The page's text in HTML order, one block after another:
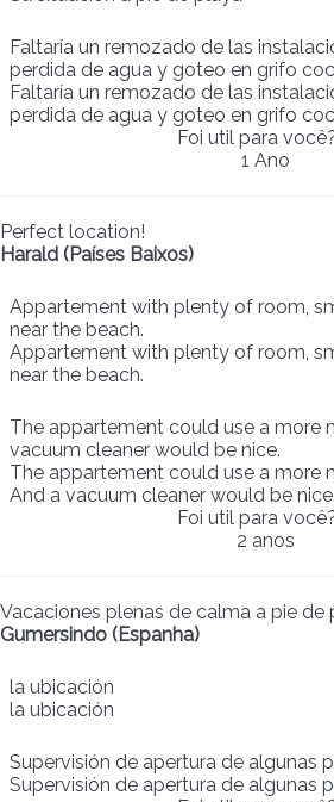
Faltaría un remozado de las
perdida de agua y goteo en grifo
Faltaría un remozado de las
perdida de agua y goteo en grifo
Foi util para
1 Ano
Perfect location!
Harald (Países Baixos)
Appartement with plenty of room,
near the beach.
Appartement with plenty of room,
near the beach.
The appartement could use a more
vacuum cleaner would be nice.
The appartement could use a more
And a vacuum cleaner would be nice.
Foi util para
2 anos
Vacaciones plenas de calma a pie de
Gumersindo (Espanha)
la ubicación
la ubicación
Supervisión de apertura de algunas
Supervisión de apertura de algunas